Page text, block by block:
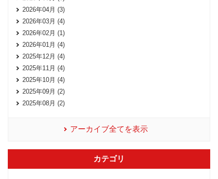
2026年04月 (3)
2026年03月 (4)
2026年02月 (1)
2026年01月 (4)
2025年12月 (4)
2025年11月 (4)
2025年10月 (4)
2025年09月 (2)
2025年08月 (2)
アーカイブ全てを表示
カテゴリ